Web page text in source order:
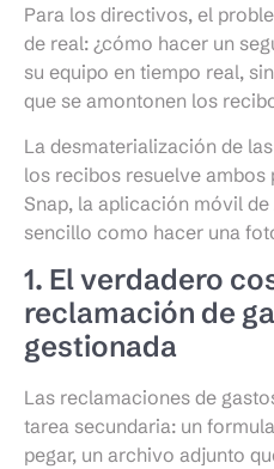
Para los directivos, el
de real: ¿cómo hacer un
su equipo en tiempo real,
que se amontonen los
La desmaterialización de
los recibos resuelve ambos
Snap, la aplicación móvil
sencillo como hacer una
1. El verdadero
reclamación de
gestionada
Las reclamaciones de
tarea secundaria: un
pegar, un archivo adjunto